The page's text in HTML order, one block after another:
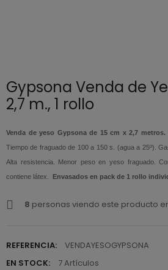
Gypsona Venda de
2,7 m., 1 rollo
Venda de yeso Gypsona de 15 cm x 2,7 metros.
Tiempo de fraguado de 100 a 150 s. (agua a 25º).
Alta resistencia. Menor peso en yeso fraguado.
contiene látex
Envasados en pack de 1 rollo
8 personas viendo este producto
REFERENCIA:
VENDAYESOGYPSONA
EN STOCK:
7 Artículos